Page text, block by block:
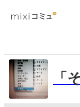
「